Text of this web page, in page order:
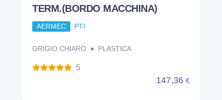
TERM.(BORDO MACCHINA)
AERMEC PTI
GRIGIO CHIARO ● PLASTICA
5
147,36 €